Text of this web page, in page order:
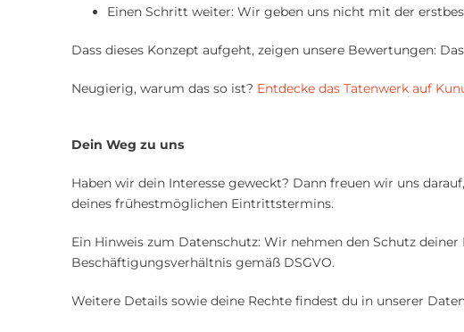
Einen Schritt weiter: Wir geben uns nicht mit der
Dass dieses Konzept aufgeht, zeigen unsere Bewertungen:
Neugierig, warum das so ist? Entdecke das Tatenwerk auf
Dein Weg zu uns
Haben wir dein Interesse geweckt? Dann freuen wir uns
deines frühestmöglichen Eintrittstermins.
Ein Hinweis zum Datenschutz: Wir nehmen den Schutz
Beschäftigungsverhältnis gemäß DSGVO.
Weitere Details sowie deine Rechte findest du in unserer